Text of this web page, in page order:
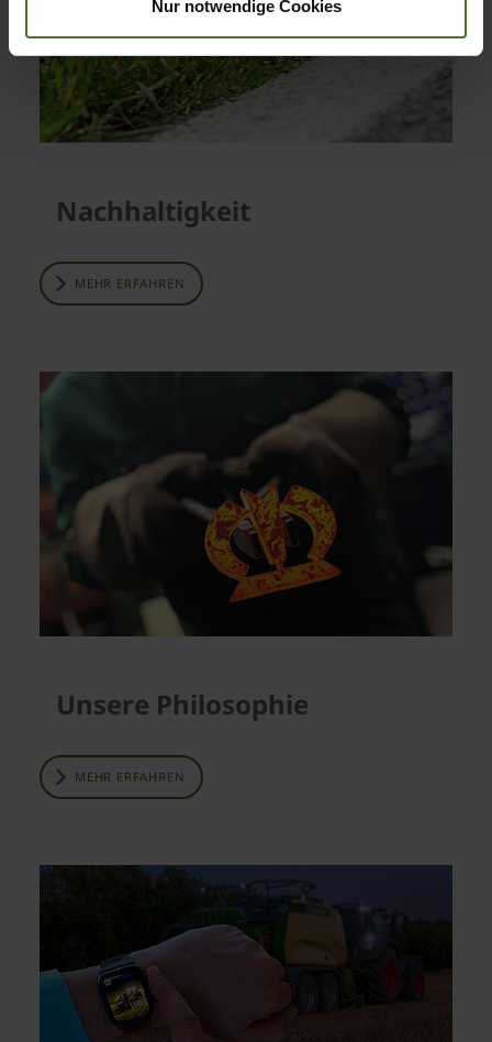
Nur notwendige Cookies
Nachhaltigkeit
MEHR ERFAHREN
Unsere Philosophie
MEHR ERFAHREN